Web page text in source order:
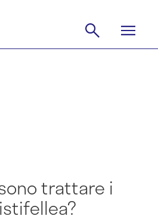
trattare i